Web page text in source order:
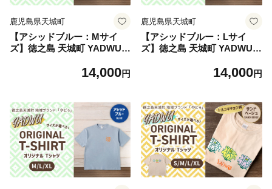
鹿児島県天城町
【アシッドブルー：Mサイ
ズ】徳之島 天城町 YADWU
ンド ヤドゥー 1枚 服 洋服 レ
14,000円
鹿児島県天城町
【アシッドブルー：Lサイ
ズ】徳之島 天城町 YADWU
ンド ヤドゥー 1枚 服 洋服 レ
14,000円